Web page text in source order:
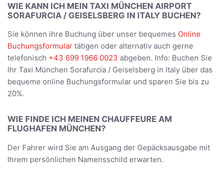
WIE KANN ICH MEIN TAXI MÜNCHEN AIRPORT
SORAFURCIA / GEISELSBERG IN ITALY BUCHEN?
Sie können ihre Buchung über unser bequemes Online
Buchungsformular tätigen oder alternativ auch gerne
telefonisch +43 699 1966 0023 abgeben. Info: Buchen Sie
Ihr Taxi München Sorafurcia / Geiselsberg in Italy über das
bequeme online Buchungsformular und sparen Sie bis zu
20%.
WIE FINDE ICH MEINEN CHAUFFEURE AM
FLUGHAFEN MÜNCHEN?
Der Fahrer wird Sie am Ausgang der Gepäcksausgabe mit
Ihrem persönlichen Namensschild erwarten.